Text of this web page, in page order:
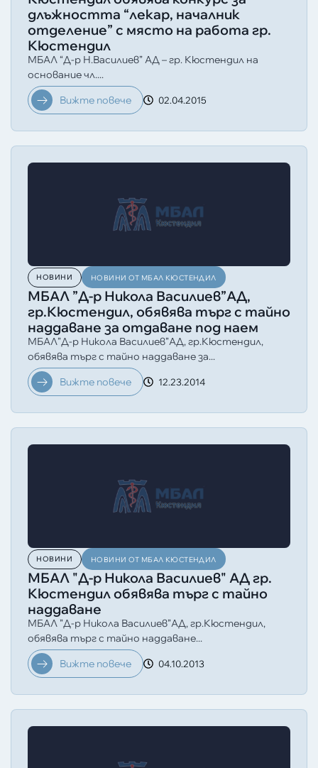
длъжността “лекар, началник
отделение” с място на работа гр.
Кюстендил
МБАЛ “Д-р Н.Василиев” АД – гр. Кюстендил на
основание чл....
Вижте повече
02.04.2015
НОВИНИ НОВИНИ ОТ МБАЛ КЮСТЕНДИЛ
МБАЛ ”Д-р Никола Василиев”АД,
гр.Кюстендил, обявява търг с тайно
наддаване за отдаване под наем
МБАЛ”Д-р Никола Василиев”АД, гр.Кюстендил,
обявява търг с тайно наддаване за...
Вижте повече
12.23.2014
НОВИНИ НОВИНИ ОТ МБАЛ КЮСТЕНДИЛ
МБАЛ "Д-р Никола Василиев" АД гр.
Кюстендил обявява търг с тайно
наддаване
МБАЛ ”Д-р Никола Василиев”АД, гр.Кюстендил,
обявява търг с тайно наддаване...
Вижте повече
04.10.2013